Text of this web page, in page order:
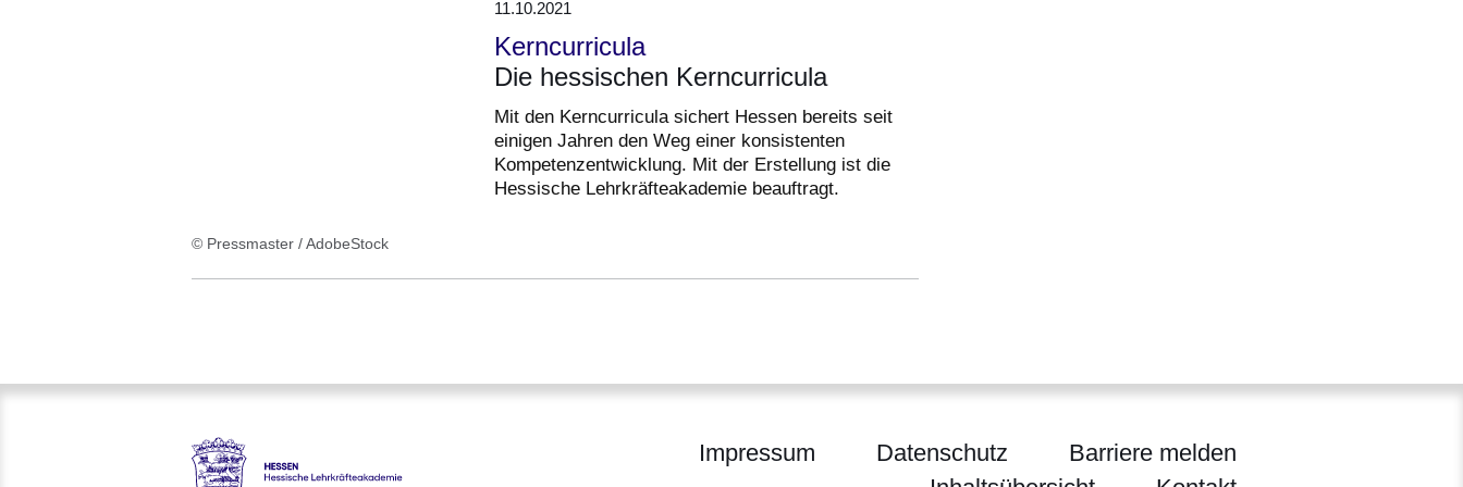
© Pressmaster / AdobeStock
11.10.2021
Kerncurricula
Die hessischen Kerncurricula
Mit den Kerncurricula sichert Hessen bereits seit
einigen Jahren den Weg einer konsistenten
Kompetenzentwicklung. Mit der Erstellung ist die
Hessische Lehrkräfteakademie beauftragt.
Impressum Datenschutz
Barriere melden